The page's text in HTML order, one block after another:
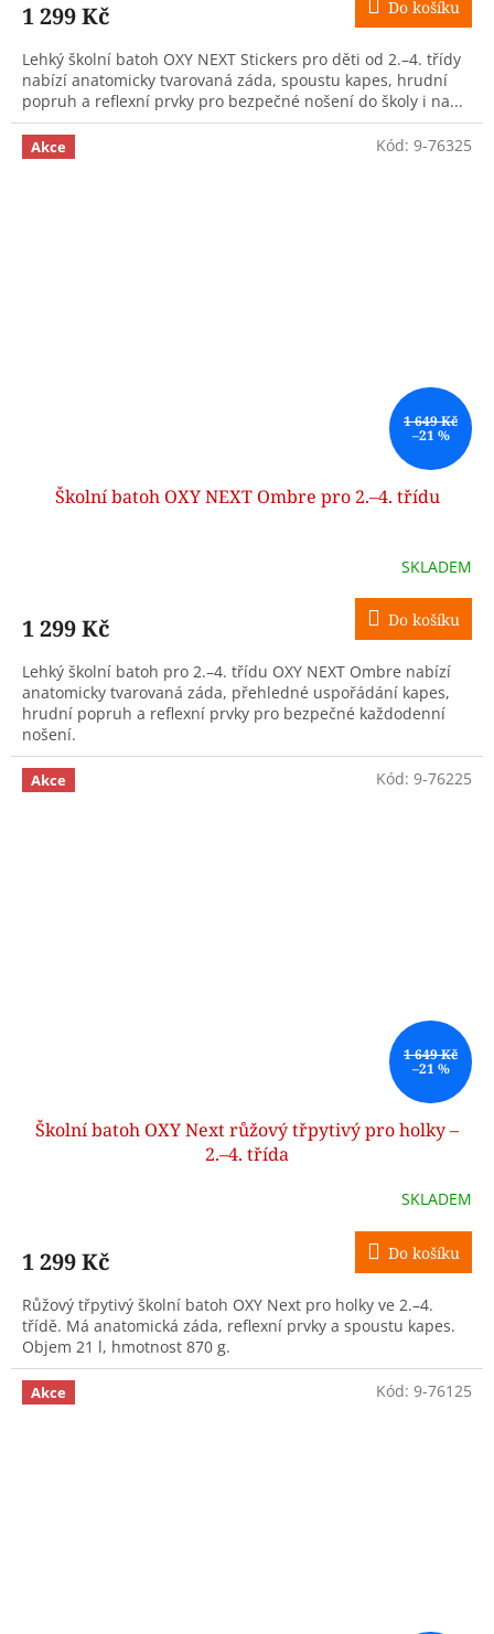
1 299 Kč Do košíku
Lehký školní batoh OXY NEXT Stickers pro děti od 2.–4. třídy
nabízí anatomicky tvarovaná záda, spoustu kapes, hrudní
popruh a reflexní prvky pro bezpečné nošení do školy i na...
Akce
1 649 Kč
–21 %
Školní batoh OXY NEXT Ombre pro 2.–4. třídu
SKLADEM
1 299 Kč Do košíku
Lehký školní batoh pro 2.–4. třídu OXY NEXT Ombre nabízí
anatomicky tvarovaná záda, přehledné uspořádání kapes,
hrudní popruh a reflexní prvky pro bezpečné každodenní
nošení.
Kód: 9-76325
Akce
1 649 Kč
–21 %
Školní batoh OXY Next růžový třpytivý pro holky –
2.–4. třída
SKLADEM
1 299 Kč Do košíku
Růžový třpytivý školní batoh OXY Next pro holky ve 2.–4.
třídě. Má anatomická záda, reflexní prvky a spoustu kapes.
Objem 21 l, hmotnost 870 g.
Kód: 9-76225
Akce Kód: 9-76125